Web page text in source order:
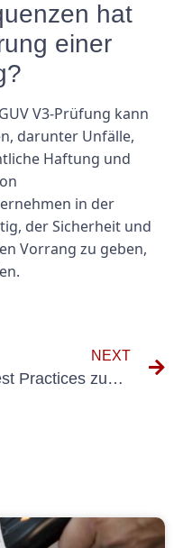
hat
einer
V3-Prüfung kann
darunter Unfälle,
Haftung und
in der
der Sicherheit und
Vorrang zu geben,
NEXT
Best Practices zum Testen elektrischer Systeme in der Produktentwicklung